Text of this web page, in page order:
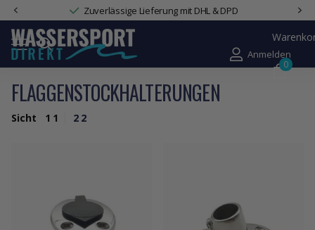
Zuverlässige Lieferung mit DHL & DPD
Anmelden
0
FLAGGENSTOCKHALTERUNGEN
Sicht 1 1 2 2